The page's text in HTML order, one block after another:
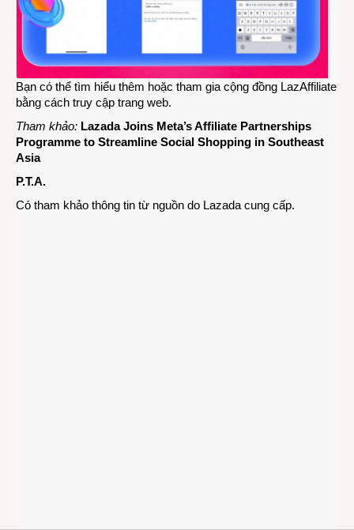
Bạn có thể tìm hiểu thêm hoặc tham gia cộng đồng LazAffiliate
bằng cách truy cập trang web.
Tham khảo: Lazada Joins Meta’s Affiliate Partnerships
Programme to Streamline Social Shopping in Southeast
Asia
P.T.A.
Có tham khảo thông tin từ nguồn do Lazada cung cấp.